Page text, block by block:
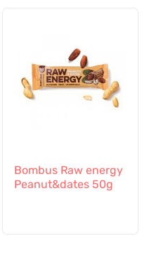
Bombus Raw energy
Peanut&dates 50g